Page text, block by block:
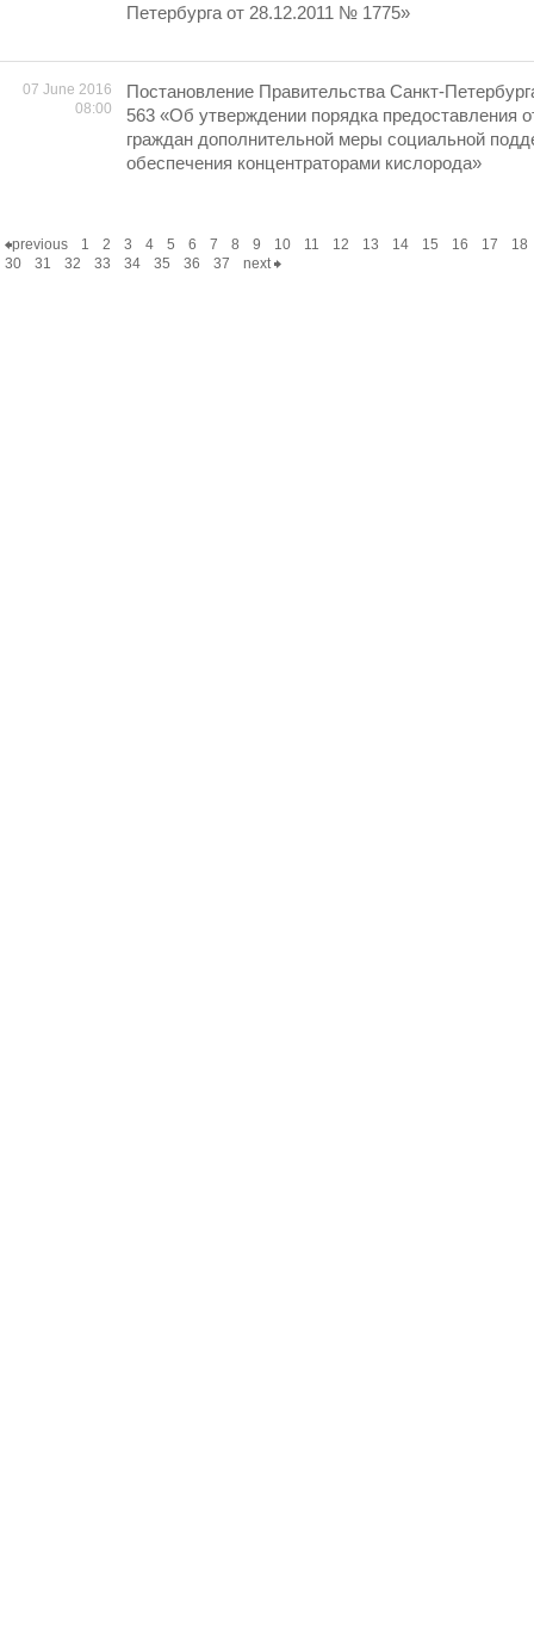
Петербурга от 28.12.2011 № 1775»
07 June 2016
08:00
Постановление Правительства Санкт-
563 «Об утверждении порядка предоставления
граждан дополнительной меры социальной
обеспечения концентраторами кислорода»
previous 1 2 3 4 5 6 7 8 9 10 11 12 13 14 15 16 17
18
30
31 32 33 34 35 36 37 next